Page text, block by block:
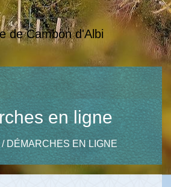
en ligne
DÉMARCHES EN LIGNE